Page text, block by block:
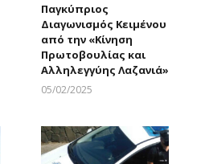
Παγκύπριος
Διαγωνισμός Κειμένου
από την «Κίνηση
Πρωτοβουλίας και
Αλληλεγγύης Λαζανιά»
05/02/2025